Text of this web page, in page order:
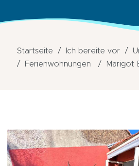
Startseite Ich bereite vor
Ferienwohnungen
Marigot